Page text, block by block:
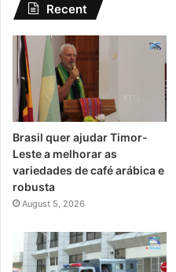
Recent
Brasil quer ajudar Timor-
Leste a melhorar as
variedades de café arábica e
robusta
August 5, 2026